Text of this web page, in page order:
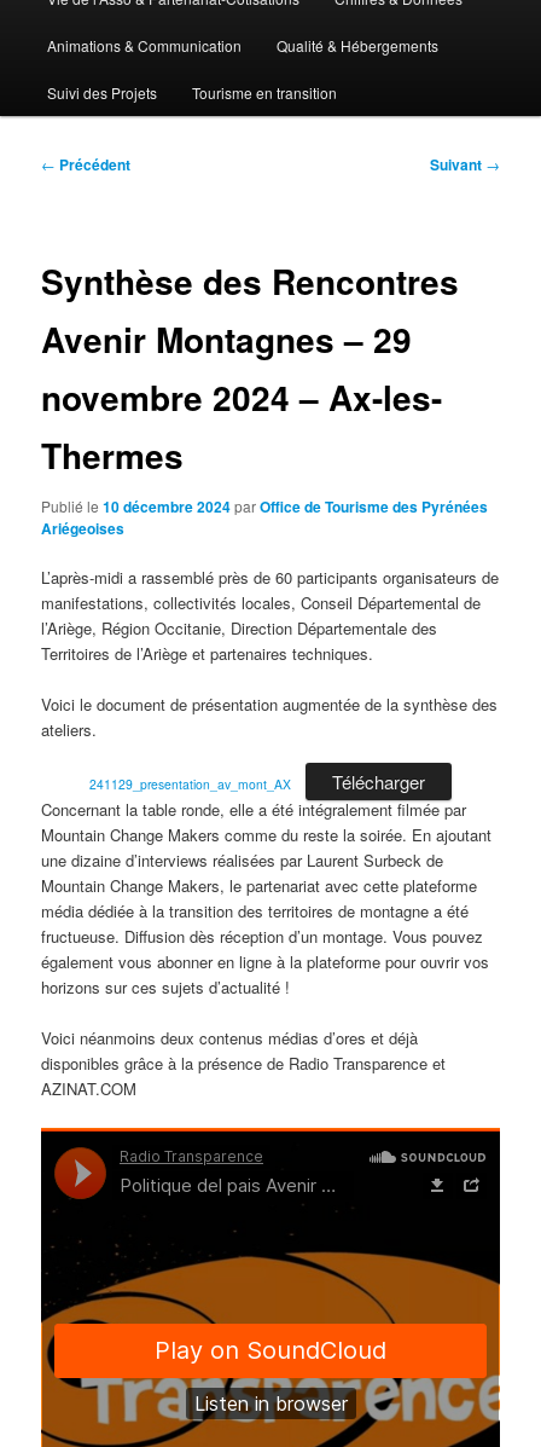
Animations & Communication Qualité & Hébergements
Suivi des Projets Tourisme en transition
Navigation
← Précédent Suivant →
Synthèse des Rencontres
Avenir Montagnes – 29
novembre 2024 – Ax-les-
Thermes
Publié le10 décembre 2024parOffice de Tourisme des Pyrénées
Ariégeoises
L’après-midi a rassemblé près de 60 participants organisateurs de
manifestations, collectivités locales, Conseil Départemental de
l’Ariège, Région Occitanie, Direction Départementale des
Territoires de l’Ariège et partenaires techniques.
Voici le document de présentation augmentée de la synthèse des
ateliers.
241129_presentation_av_mont_AX Télécharger
Concernant la table ronde, elle a été intégralement filmée par
Mountain Change Makers comme du reste la soirée. En ajoutant
une dizaine d’interviews réalisées par Laurent Surbeck de
Mountain Change Makers, le partenariat avec cette plateforme
média dédiée à la transition des territoires de montagne a été
fructueuse. Diffusion dès réception d’un montage. Vous pouvez
également vous abonner en ligne à la plateforme pour ouvrir vos
horizons sur ces sujets d’actualité !
Voici néanmoins deux contenus médias d’ores et déjà
disponibles grâce à la présence de Radio Transparence et
AZINAT.COM